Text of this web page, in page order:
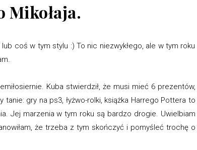
Mikołaja.
coś w tym stylu :) To nic niezwykłego, ale w tym roku
Kuba stwierdził, że musi mieć 6 prezentów,
gry na ps3, łyżwo-rolki, książka Harrego Pottera to
Jej marzenia w tym roku są bardzo drogie. Uwielbiam
że trzeba z tym skończyć i pomyśleć trochę o